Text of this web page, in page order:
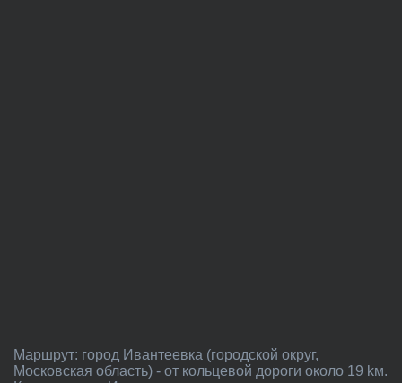
Маршрут: город Ивантеевка (городской округ,
Московская область) - от кольцевой дороги около 19 kм.